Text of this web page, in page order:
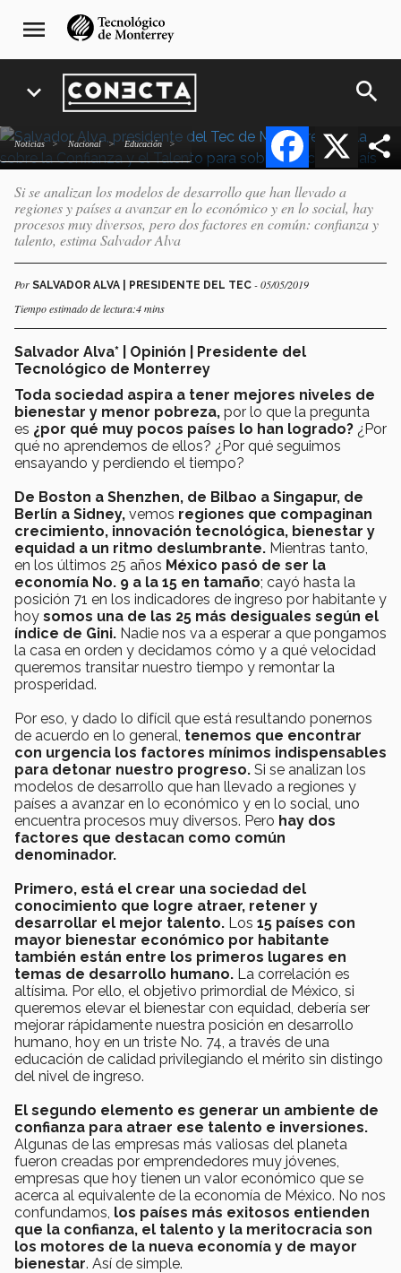
navegación
principal
menu
expand_more search
Noticias Nacional Educación
Confianza y talento,
factores para el desarrollo.-
Salvador Alva
Si se analizan los modelos de desarrollo que han llevado a
regiones y países a avanzar en lo económico y en lo social, hay
procesos muy diversos, pero dos factores en común: confianza y
talento, estima Salvador Alva
Por SALVADOR ALVA | PRESIDENTE DEL TEC - 05/05/2019
Tiempo estimado de lectura:4 mins
Salvador Alva* | Opinión | Presidente del
Tecnológico de Monterrey
Toda sociedad aspira a tener mejores niveles de
bienestar y menor pobreza, por lo que la pregunta
es ¿por qué muy pocos países lo han logrado? ¿Por
qué no aprendemos de ellos? ¿Por qué seguimos
ensayando y perdiendo el tiempo?
De Boston a Shenzhen, de Bilbao a Singapur, de
Berlín a Sidney, vemos regiones que compaginan
crecimiento, innovación tecnológica, bienestar y
equidad a un ritmo deslumbrante. Mientras tanto,
en los últimos 25 años México pasó de ser la
economía No. 9 a la 15 en tamaño; cayó hasta la
posición 71 en los indicadores de ingreso por habitante y
hoy somos una de las 25 más desiguales según el
índice de Gini. Nadie nos va a esperar a que pongamos
la casa en orden y decidamos cómo y a qué velocidad
queremos transitar nuestro tiempo y remontar la
prosperidad.
Por eso, y dado lo difícil que está resultando ponernos
de acuerdo en lo general, tenemos que encontrar
con urgencia los factores mínimos indispensables
para detonar nuestro progreso. Si se analizan los
modelos de desarrollo que han llevado a regiones y
países a avanzar en lo económico y en lo social, uno
encuentra procesos muy diversos. Pero hay dos
factores que destacan como común
denominador.
Primero, está el crear una sociedad del
conocimiento que logre atraer, retener y
desarrollar el mejor talento. Los 15 países con
mayor bienestar económico por habitante
también están entre los primeros lugares en
temas de desarrollo humano. La correlación es
altísima. Por ello, el objetivo primordial de México, si
queremos elevar el bienestar con equidad, debería ser
mejorar rápidamente nuestra posición en desarrollo
humano, hoy en un triste No. 74, a través de una
educación de calidad privilegiando el mérito sin distingo
del nivel de ingreso.
El segundo elemento es generar un ambiente de
confianza para atraer ese talento e inversiones.
Algunas de las empresas más valiosas del planeta
fueron creadas por emprendedores muy jóvenes,
empresas que hoy tienen un valor económico que se
acerca al equivalente de la economía de México. No nos
confundamos, los países más exitosos entienden
que la confianza, el talento y la meritocracia son
los motores de la nueva economía y de mayor
bienestar. Así de simple.